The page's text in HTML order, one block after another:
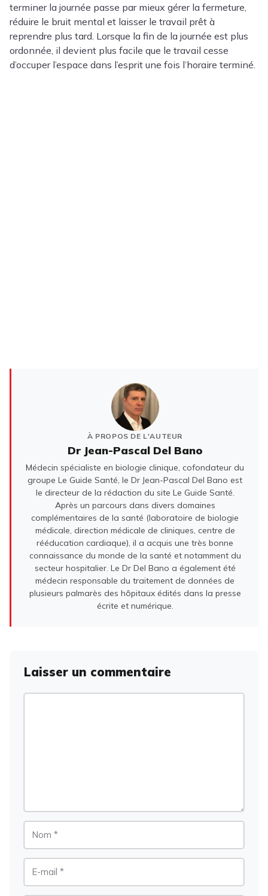
terminer la journée passe par mieux gérer la fermeture,
réduire le bruit mental et laisser le travail prêt à
reprendre plus tard. Lorsque la fin de la journée est plus
ordonnée, il devient plus facile que le travail cesse
d’occuper l’espace dans l’esprit une fois l’horaire terminé.
À PROPOS DE L'AUTEUR
Dr Jean-Pascal Del Bano
Médecin spécialiste en biologie clinique, cofondateur du
groupe Le Guide Santé, le Dr Jean-Pascal Del Bano est
le directeur de la rédaction du site Le Guide Santé.
Après un parcours dans divers domaines
complémentaires de la santé (laboratoire de biologie
médicale, direction médicale de cliniques, centre de
rééducation cardiaque), il a acquis une très bonne
connaissance du monde de la santé et notamment du
secteur hospitalier. Le Dr Del Bano a également été
médecin responsable du traitement de données de
plusieurs palmarès des hôpitaux édités dans la presse
écrite et numérique.
Laisser un commentaire